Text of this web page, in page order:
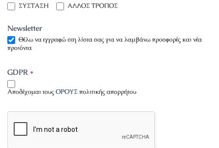
ΣΥΣΤΑΣΗ
ΑΛΛΟΣ ΤΡΟΠΟΣ
Newsletter
Θέλω να εγγραφώ στη λίστα σας για να λαμβάνω προσφορές και νέα
προιόντα
GDPR *
Αποδέχομαι τους ΟΡΟΥΣπολιτικής απορρήτου